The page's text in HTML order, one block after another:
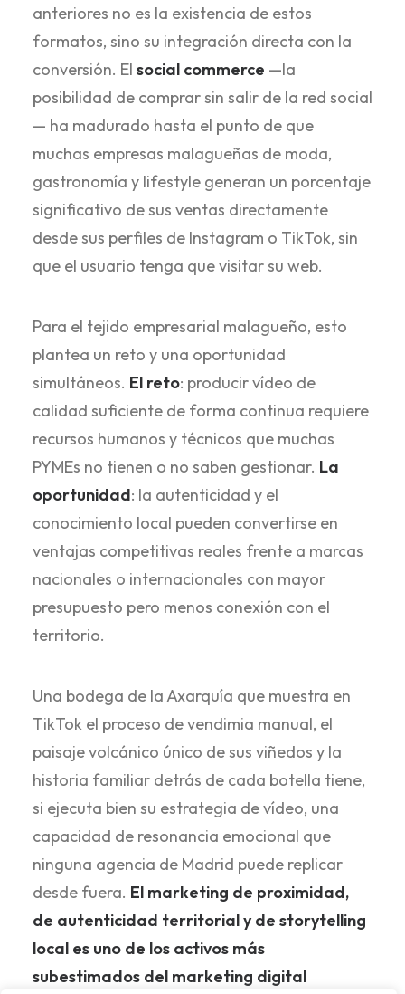
anteriores no es la existencia de estos
formatos, sino su integración directa con la
conversión. El social commerce —la
posibilidad de comprar sin salir de la red social
— ha madurado hasta el punto de que
muchas empresas malagueñas de moda,
gastronomía y lifestyle generan un porcentaje
significativo de sus ventas directamente
desde sus perfiles de Instagram o TikTok, sin
que el usuario tenga que visitar su web.
Para el tejido empresarial malagueño, esto
plantea un reto y una oportunidad
simultáneos. El reto: producir vídeo de
calidad suficiente de forma continua requiere
recursos humanos y técnicos que muchas
PYMEs no tienen o no saben gestionar. La
oportunidad: la autenticidad y el
conocimiento local pueden convertirse en
ventajas competitivas reales frente a marcas
nacionales o internacionales con mayor
presupuesto pero menos conexión con el
territorio.
Una bodega de la Axarquía que muestra en
TikTok el proceso de vendimia manual, el
paisaje volcánico único de sus viñedos y la
historia familiar detrás de cada botella tiene,
si ejecuta bien su estrategia de vídeo, una
capacidad de resonancia emocional que
ninguna agencia de Madrid puede replicar
desde fuera. El marketing de proximidad,
de autenticidad territorial y de storytelling
local es uno de los activos más
subestimados del marketing digital